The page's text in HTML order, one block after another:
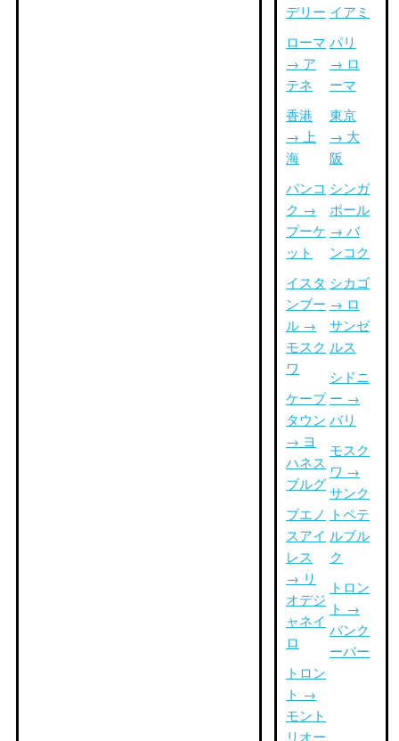
デリー
ローマ
→ ア
テネ
香港
→ 上
海
バンコ
ク →
プーケ
ット
イスタ
ンブー
ル →
モスク
ワ
ケープ
タウン
→ ヨ
ハネス
ブルグ
ブエノ
スアイ
レス
→ リ
オデジ
ャネイ
ロ
トロン
ト →
モント
リオー
イアミ
パリ
→ ロ
ーマ
東京
→ 大
阪
シンガ
ポール
→ バ
ンコク
シカゴ
→ ロ
サンゼ
ルス
シドニ
ー →
バリ
モスク
ワ →
サンク
トペテ
ルブル
ク
トロン
ト →
バンク
ーバー